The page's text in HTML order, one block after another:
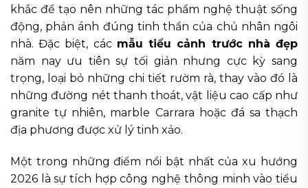
khắc để tạo nên những tác phẩm nghệ thuật sống
động, phản ánh đúng tinh thần của chủ nhân ngôi
nhà. Đặc biệt, các mẫu tiểu cảnh trước nhà đẹp
năm nay ưu tiên sự tối giản nhưng cực kỳ sang
trọng, loại bỏ những chi tiết rườm rà, thay vào đó là
những đường nét thanh thoát, vật liệu cao cấp như
granite tự nhiên, marble Carrara hoặc đá sa thạch
địa phương được xử lý tinh xảo.
Một trong những điểm nổi bật nhất của xu hướng
2026 là sự tích hợp công nghệ thông minh vào tiểu